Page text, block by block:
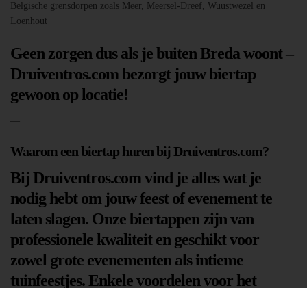
Belgische grensdorpen zoals Meer, Meersel-Dreef, Wuustwezel en
Loenhout
Geen zorgen dus als je buiten Breda woont –
Druiventros.com bezorgt jouw biertap
gewoon op locatie!
—
Waarom een biertap huren bij Druiventros.com?
Bij Druiventros.com vind je alles wat je
nodig hebt om jouw feest of evenement te
laten slagen. Onze biertappen zijn van
professionele kwaliteit en geschikt voor
zowel grote evenementen als intieme
tuinfeestjes. Enkele voordelen voor het